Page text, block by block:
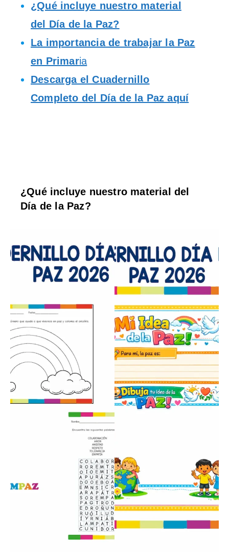
¿Qué incluye nuestro material
del Día de la Paz?
La importancia de trabajar la Paz
en Primaria
Descarga el Cuadernillo
Completo del Día de la Paz aquí
¿Qué incluye nuestro material del
Día de la Paz?